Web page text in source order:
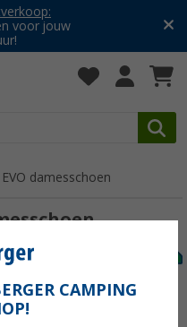
voor jouw
damesschoen
CAMPING